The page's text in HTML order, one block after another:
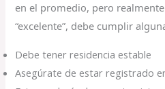
en el promedio, pero
“excelente”, debe cumplir
Debe tener residencia estable
Asegúrate de estar registrado